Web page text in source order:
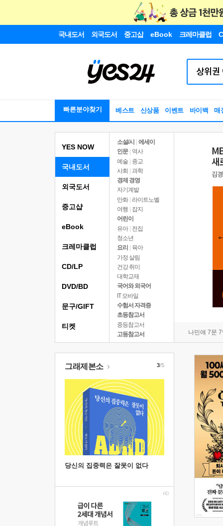
국내도서 외국도서 중고샵 eBook 크레마클럽
빠른분야찾기 베스트 신상품 이벤트 바이백 매
YES NOW
국내도서
소설/시
에세이
인문
역사
예술 | 종교
사회 | 과학
경제 경영
자기계발
만화 | 라이트노벨
여행
잡지
어린이
유아 | 전집
청소년
요리
육아
가정 살림
건강 취미
대학교재
국어와 외국어
IT 모바일
수험서 자격증
초등참고서
중등참고서
고등참고서
나민애 7문
외국도서
중고샵
eBook
크레마클럽
CD/LP
DVD/BD
문구/GIFT
티켓
그래제본소
당신의 집중력은 잘못이 없다
3/5